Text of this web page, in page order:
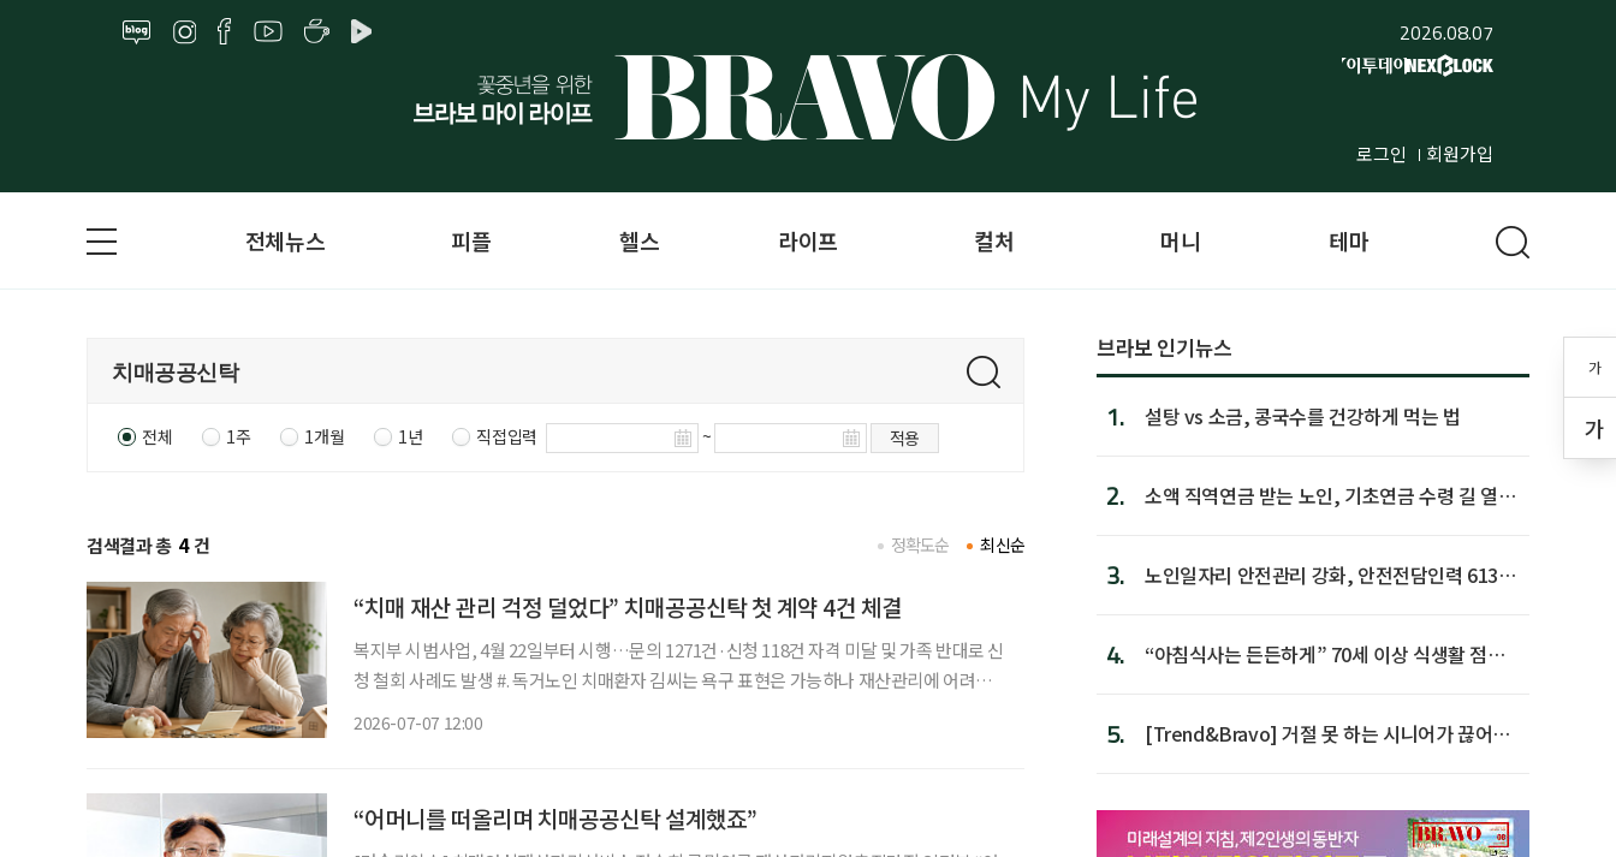
2026.08.07
로그인 회원가입
가
가
전체뉴스 피플 헬스 라이프 컬처 머니 테마
전체 1주 1개월 1년 직접입력 ~ 적용
검색결과 총 4 건 최신순
정확도순
“치매 재산 관리 걱정 덜었다” 치매공공신탁 첫 계약 4건 체결
복지부 시범사업, 4월 22일부터 시행…문의 1271건·신청 118건 자격 미달 및 가족 반대로 신
청 철회 사례도 발생 #. 독거노인 치매환자 김씨는 욕구 표현은 가능하나 재산관리에 어려움
2026-07-07 12:00
“어머니를 떠올리며 치매공공신탁 설계했죠”
브라보 인기뉴스
1. 설탕 vs 소금, 콩국수를 건강하게 먹는 법
2.
소액 직역연금 받는 노인, 기초연금 수령 길 열린
3.
노인일자리 안전관리 강화, 안전전담인력 613명
4.
“아침식사는 든든하게” 70세 이상 식생활 점수
5.
[Trend&Bravo] 거절 못 하는 시니어가 끊어야